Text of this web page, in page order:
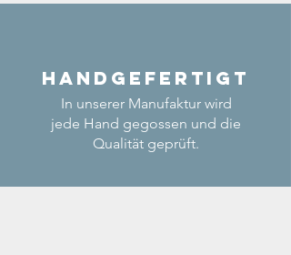
Handgefertigt
In unserer Manufaktur wird
jede Hand gegossen und die
Qualität geprüft.